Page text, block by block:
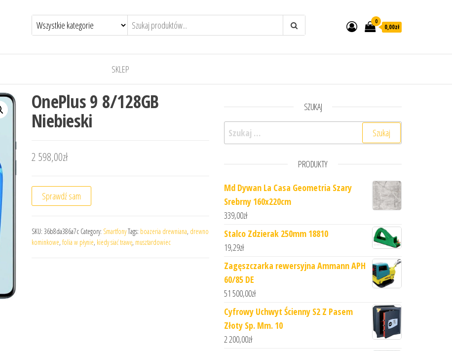
0
0,00zł
SKLEP
OnePlus 9 8/128GB
Niebieski
2 598,00zł
Sprawdź sam
SKU: 36b8da386a7c Category: SmartfonyTags: boazeria drewniana, drewno
kominkowe, folia w płynie, kiedy siać trawę, musztardowiec
SZUKAJ
Szukaj:
PRODUKTY
Md Dywan La Casa Geometria Szary
Srebrny 160x220cm
339,00zł
Stalco Zdzierak 250mm 18810
19,29zł
Zagęszczarka rewersyjna Ammann APH
60/85 DE
51 500,00zł
Cyfrowy Uchwyt Ścienny S2 Z Pasem
Złoty Sp. Mm. 10
2 200,00zł